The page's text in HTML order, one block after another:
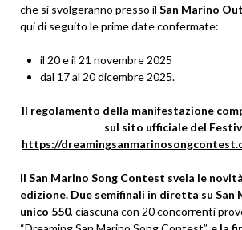
che si svolgeranno presso il San Marino
qui di seguito le prime date confermate:
il 20 e il 21 novembre 2025
dal 17 al 20 dicembre 2025.
Il regolamento della manifestazione
sul sito ufficiale del
https://
Il San Marino Song Contest svela le
edizione. Due semifinali in diretta su San
unico 550, ciascuna con 20 concorrenti